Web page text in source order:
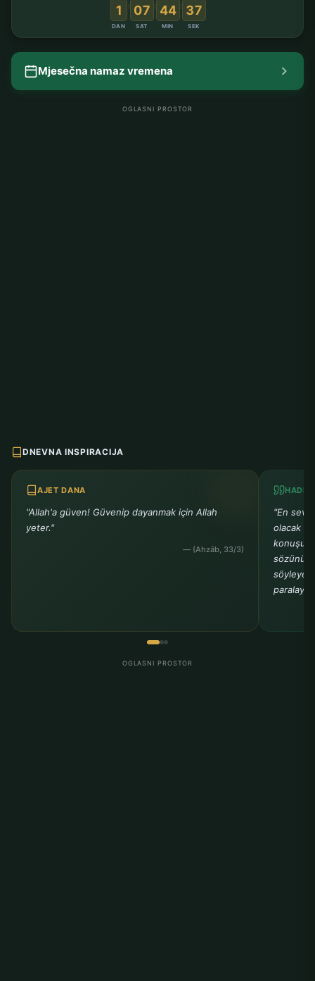
1
DAN
: 07
SAT
: 44
MIN
: 36
SEK
Mjesečna namaz vremena
OGLASNI PROSTOR
DNEVNA INSPIRACIJA
AJET DANA
"Allah'a güven! Güvenip dayanmak için Allah
yeter."
— (Ahzâb, 33/3)
HADIS
"En
olacak
sözünü
OGLASNI PROSTOR